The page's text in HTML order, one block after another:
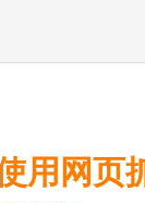
用网页